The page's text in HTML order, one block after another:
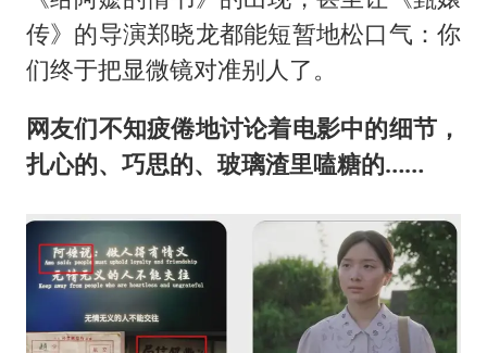
传》的导演郑晓龙都能短暂地松口气：你
们终于把显微镜对准别人了。
网友们不知疲倦地讨论着电影中的细节，
扎心的、巧思的、玻璃渣里嗑糖的……